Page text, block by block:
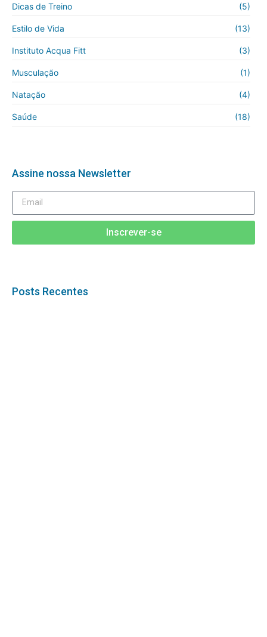
Dicas de Treino (5)
Estilo de Vida (13)
Instituto Acqua Fitt (3)
Musculação (1)
Natação (4)
Saúde (18)
Assine nossa Newsletter
Inscrever-se
Posts Recentes